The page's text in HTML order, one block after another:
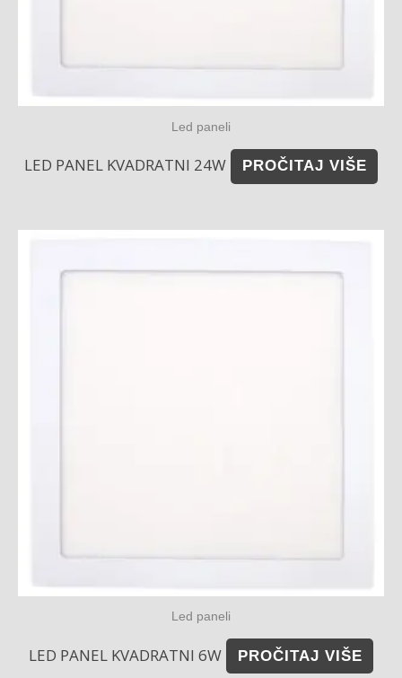
Led paneli
LED PANEL KVADRATNI 24W PROČITAJ VIŠE
Led paneli
LED PANEL KVADRATNI 6W PROČITAJ VIŠE